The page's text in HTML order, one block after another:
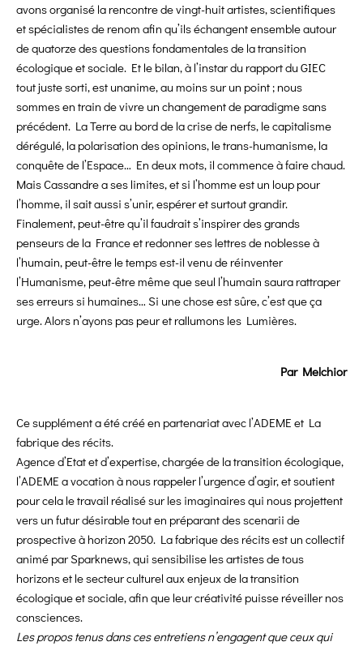
avons organisé la rencontre de vingt-huit artistes, scientifiques
et spécialistes de renom afin qu’ils échangent ensemble autour
de quatorze des questions fondamentales de la transition
écologique et sociale. Et le bilan, à l’instar du rapport du GIEC
tout juste sorti, est unanime, au moins sur un point ; nous
sommes en train de vivre un changement de paradigme sans
précédent. La Terre au bord de la crise de nerfs, le capitalisme
dérégulé, la polarisation des opinions, le trans-humanisme, la
conquête de l’Espace… En deux mots, il commence à faire chaud.
Mais Cassandre a ses limites, et si l’homme est un loup pour
l’homme, il sait aussi s’unir, espérer et surtout grandir.
Finalement, peut-être qu’il faudrait s’inspirer des grands
penseurs de la France et redonner ses lettres de noblesse à
l’humain, peut-être le temps est-il venu de réinventer
l’Humanisme, peut-être même que seul l’humain saura rattraper
ses erreurs si humaines… Si une chose est sûre, c’est que ça
urge. Alors n’ayons pas peur et rallumons les Lumières.
Par Melchior
Ce supplément a été créé en partenariat avec l’ADEME et La
fabrique des récits.
Agence d’Etat et d’expertise, chargée de la transition écologique,
l’ADEME a vocation à nous rappeler l’urgence d’agir, et soutient
pour cela le travail réalisé sur les imaginaires qui nous projettent
vers un futur désirable tout en préparant des scenarii de
prospective à horizon 2050. La fabrique des récits est un collectif
animé par Sparknews, qui sensibilise les artistes de tous
horizons et le secteur culturel aux enjeux de la transition
écologique et sociale, afin que leur créativité puisse réveiller nos
consciences.
Les propos tenus dans ces entretiens n’engagent que ceux qui